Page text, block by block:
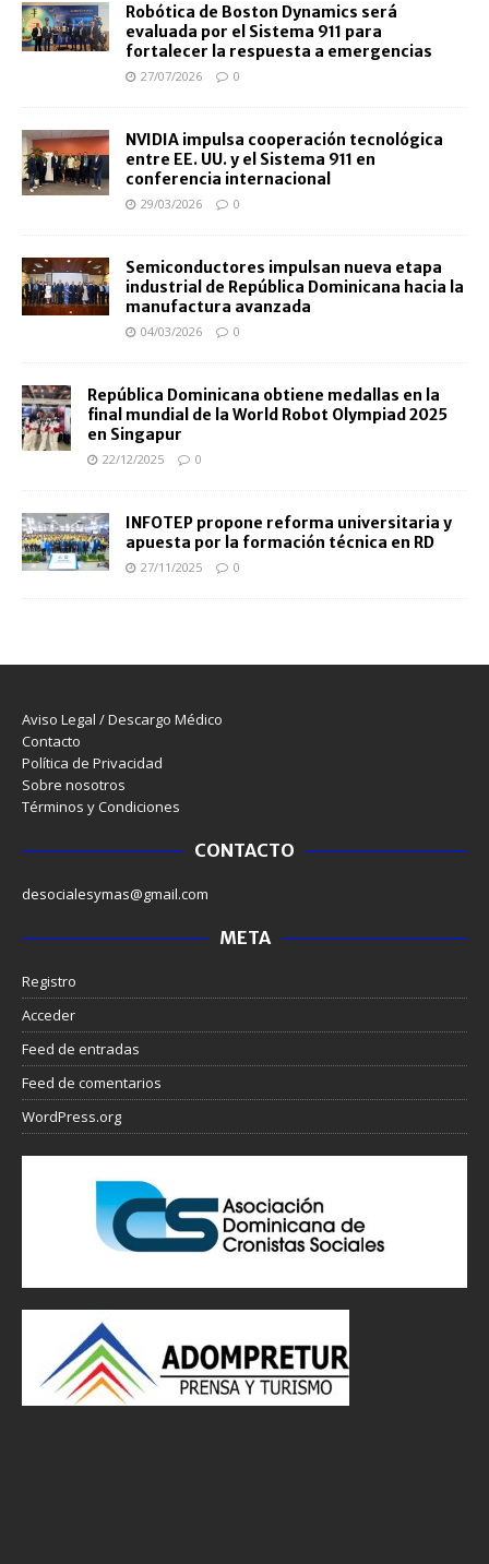
Robótica de Boston Dynamics será
evaluada por el Sistema 911 para
fortalecer la respuesta a emergencias
27/07/2026 0
NVIDIA impulsa cooperación tecnológica
entre EE. UU. y el Sistema 911 en
conferencia internacional
29/03/2026 0
Semiconductores impulsan nueva etapa
industrial de República Dominicana hacia la
manufactura avanzada
04/03/2026 0
República Dominicana obtiene medallas en la
final mundial de la World Robot Olympiad 2025
en Singapur
22/12/2025 0
INFOTEP propone reforma universitaria y
apuesta por la formación técnica en RD
27/11/2025 0
Aviso Legal / Descargo Médico
Contacto
Política de Privacidad
Sobre nosotros
Términos y Condiciones
CONTACTO
desocialesymas@gmail.com
META
Registro
Acceder
Feed de entradas
Feed de comentarios
WordPress.org